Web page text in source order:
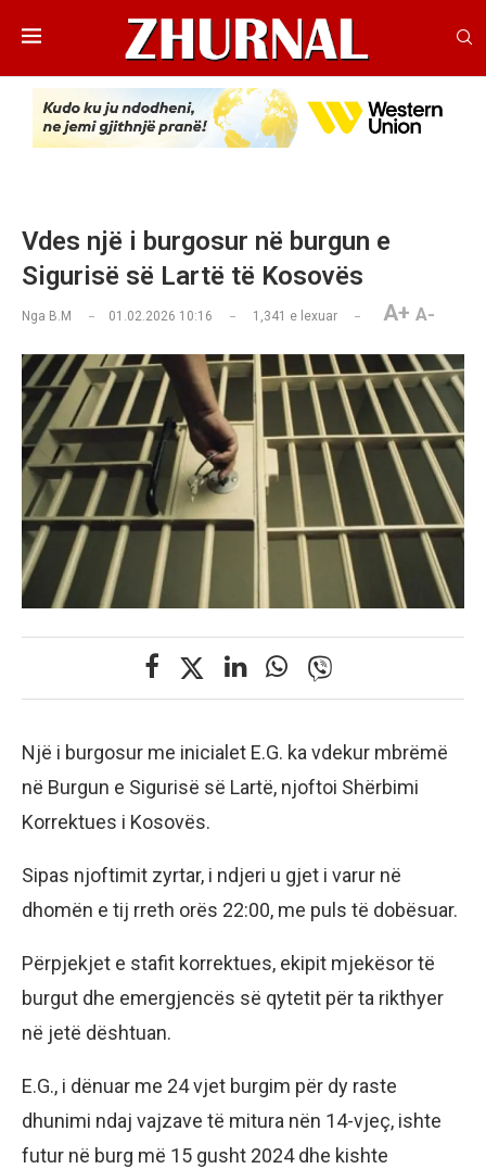
Vdes një i burgosur në burgun e
Sigurisë së Lartë të Kosovës
Nga B.M 01.02.2026 10:16 1,341 e lexuar A+ A-
Një i burgosur me inicialet E.G. ka vdekur mbrëmë
në Burgun e Sigurisë së Lartë, njoftoi Shërbimi
Korrektues i Kosovës.
Sipas njoftimit zyrtar, i ndjeri u gjet i varur në
dhomën e tij rreth orës 22:00, me puls të dobësuar.
Përpjekjet e stafit korrektues, ekipit mjekësor të
burgut dhe emergjencës së qytetit për ta rikthyer
në jetë dështuan.
E.G., i dënuar me 24 vjet burgim për dy raste
dhunimi ndaj vajzave të mitura nën 14-vjeç, ishte
futur në burg më 15 gusht 2024 dhe kishte